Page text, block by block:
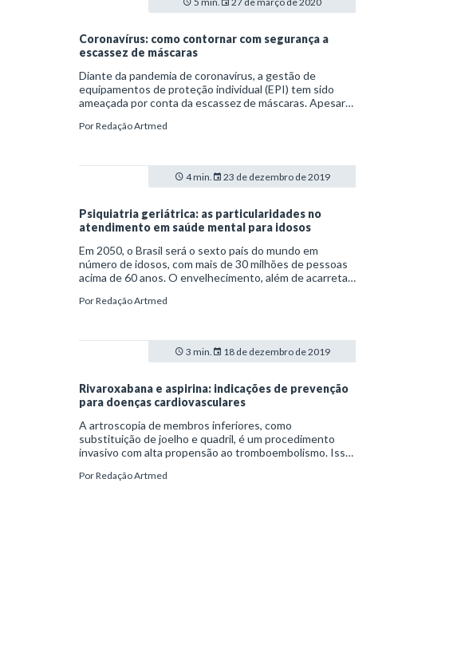
pela Covid-19.
Coronavírus: como contornar com segurança a
escassez de máscaras
Diante da pandemia de coronavírus, a gestão de
equipamentos de proteção individual (EPI) tem sido
ameaçada por conta da escassez de máscaras. Apesar
(OMS) e do Ministério da Saúde quanto ao uso restrito
estocando o artigo em casa.
PorRedação Artmed
4 min. 23 de dezembro de 2019
Psiquiatria geriátrica: as particularidades no
atendimento em saúde mental para idosos
Em 2050, o Brasil será o sexto país do mundo em
número de idosos, com mais de 30 milhões de pessoas
acima de 60 anos. O envelhecimento, além de acarretar
acompanhado de mudanças nos padrões de vida do
transtornos mentais, como a depressão crônica e a
demência. E é aí que entra o papel importante da
PorRedação Artmed
3 min. 18 de dezembro de 2019
Rivaroxabana e aspirina: indicações de prevenção
para doenças cardiovasculares
A artroscopia de membros inferiores, como
substituição de joelho e quadril, é um procedimento
invasivo com alta propensão ao tromboembolismo. Isso
(estase), além do risco de lesão endotelial e
PorRedação Artmed